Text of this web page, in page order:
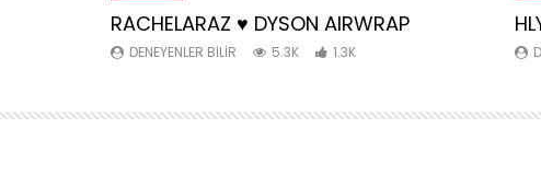
RACHELARAZ ♥️ DYSON AIRWRAP
DENEYENLER BILIR 5.3K 1.3K